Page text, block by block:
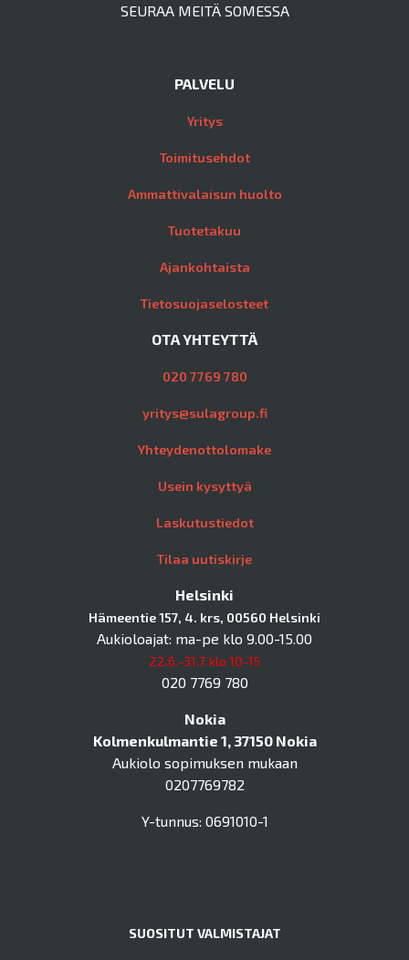
SEURAA MEITÄ SOMESSA
PALVELU
Yritys
Toimitusehdot
Ammattivalaisun huolto
Tuotetakuu
Ajankohtaista
Tietosuojaselosteet
OTA YHTEYTTÄ
020 7769 780
yritys@sulagroup.fi
Yhteydenottolomake
Usein kysyttyä
Laskutustiedot
Tilaa uutiskirje
Helsinki
Hämeentie 157, 4. krs, 00560 Helsinki
Aukioloajat: ma-pe klo 9.00-15.00
22.6.-31.7. klo 10-15
020 7769 780
Nokia
Kolmenkulmantie 1, 37150 Nokia
Aukiolo sopimuksen mukaan
0207769782
Y-tunnus: 0691010-1
SUOSITUT VALMISTAJAT